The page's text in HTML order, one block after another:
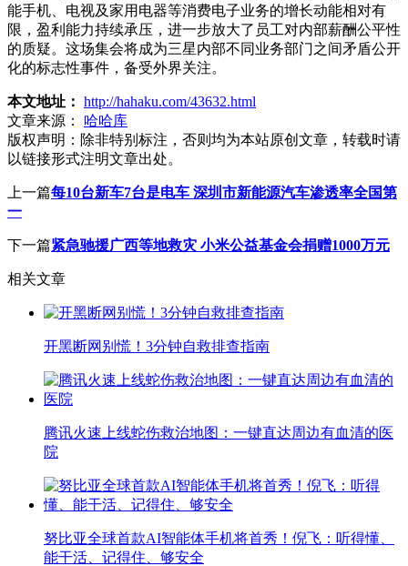
能手机、电视及家用电器等消费电子业务的增长动能相对有
限，盈利能力持续承压，进一步放大了员工对内部薪酬公平性
的质疑。这场集会将成为三星内部不同业务部门之间矛盾公开
化的标志性事件，备受外界关注。
本文地址： http://hahaku.com/43632.html
文章来源：
哈哈库
版权声明： 除非特别标注，否则均为本站原创文章，转载时请
以链接形式注明文章出处。
上一篇每10台新车7台是电车 深圳市新能源汽车渗透率全国第
一
下一篇紧急驰援广西等地救灾 小米公益基金会捐赠1000万元
相关文章
开黑断网别慌！3分钟自救排查指南
腾讯火速上线蛇伤救治地图：一键直达周边有血清的医
院
努比亚全球首款AI智能体手机将首秀！倪飞：听得懂、
能干活、记得住、够安全